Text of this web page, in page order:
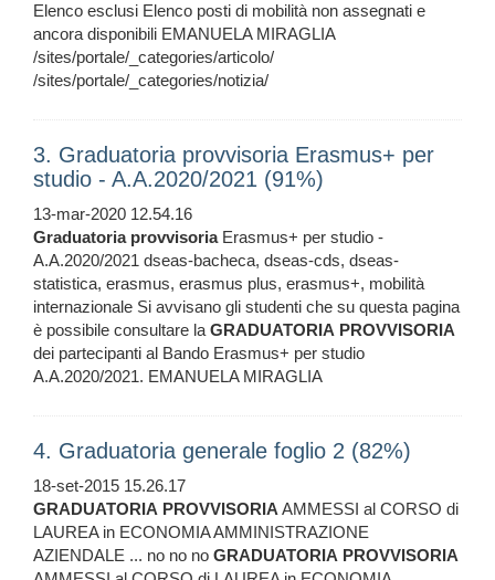
Elenco esclusi Elenco posti di mobilità non assegnati e
ancora disponibili EMANUELA MIRAGLIA
/sites/portale/_categories/articolo/
/sites/portale/_categories/notizia/
3. Graduatoria provvisoria Erasmus+ per
studio - A.A.2020/2021 (91%)
13-mar-2020 12.54.16
Graduatoria provvisoriaErasmus+ per studio -
A.A.2020/2021 dseas-bacheca, dseas-cds, dseas-
statistica, erasmus, erasmus plus, erasmus+, mobilità
internazionale Si avvisano gli studenti che su questa pagina
è possibile consultare laGRADUATORIA PROVVISORIA
dei partecipanti al Bando Erasmus+ per studio
A.A.2020/2021. EMANUELA MIRAGLIA
4. Graduatoria generale foglio 2 (82%)
18-set-2015 15.26.17
GRADUATORIA PROVVISORIAAMMESSI al CORSO di
LAUREA in ECONOMIA AMMINISTRAZIONE
AZIENDALE ... no no no GRADUATORIA PROVVISORIA